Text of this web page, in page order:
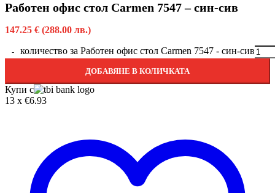
Работен офис стол Carmen 7547 – син-сив
147.25 € (288.00 лв.)
количество за Работен офис стол Carmen 7547 - син-сив
ДОБАВЯНЕ В КОЛИЧКАТА
Купи с
13 x €6.93